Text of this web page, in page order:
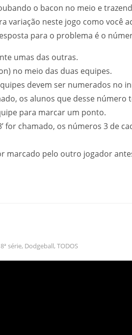
o bacon no meio e
variação neste jogo como você
para o problema é o
umas das outras.
no meio das duas equipes.
devem ser numerados
os alunos que desse
para marcar um ponto.
for chamado, os números 3 de
marcado pelo outro jogador
8ª série, Dodgeball, TODOS